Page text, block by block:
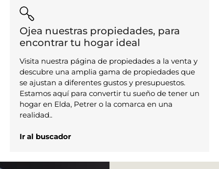
Ojea nuestras propiedades, para
encontrar tu hogar ideal
Visita nuestra página de propiedades a la venta y
descubre una amplia gama de propiedades que
se ajustan a diferentes gustos y presupuestos.
Estamos aquí para convertir tu sueño de tener un
hogar en Elda, Petrer o la comarca en una
realidad..
Ir al buscador